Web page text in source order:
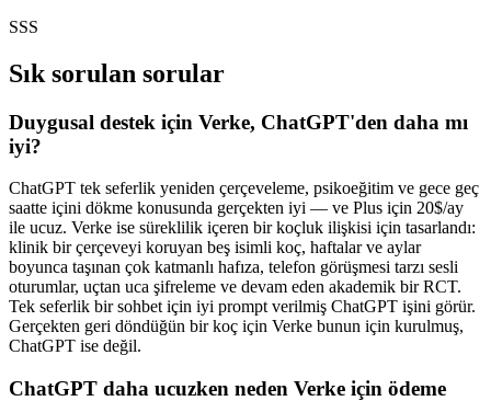
SSS
Sık sorulan sorular
Duygusal destek için Verke, ChatGPT'den daha mı
iyi?
ChatGPT tek seferlik yeniden çerçeveleme, psikoeğitim ve gece geç
saatte içini dökme konusunda gerçekten iyi — ve Plus için 20$/ay
ile ucuz. Verke ise süreklilik içeren bir koçluk ilişkisi için tasarlandı:
klinik bir çerçeveyi koruyan beş isimli koç, haftalar ve aylar
boyunca taşınan çok katmanlı hafıza, telefon görüşmesi tarzı sesli
oturumlar, uçtan uca şifreleme ve devam eden akademik bir RCT.
Tek seferlik bir sohbet için iyi prompt verilmiş ChatGPT işini görür.
Gerçekten geri döndüğün bir koç için Verke bunun için kurulmuş,
ChatGPT ise değil.
ChatGPT daha ucuzken neden Verke için ödeme